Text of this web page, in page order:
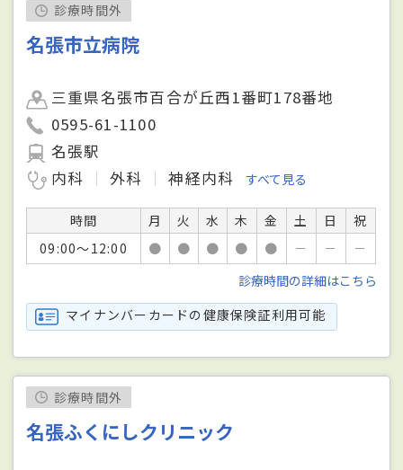
診療時間外
名張市立病院
三重県名張市百合が丘西1番町178番地
0595-61-1100
名張駅
内科
外科 神経内科 すべて見る
時間 月 火 水 木 金 土 日
祝
09:00～12:00
● ● ● ● ● － －
－
診療時間の詳細はこちら
マイナンバーカードの健康保険証利用可能
診療時間外
名張ふくにしクリニック